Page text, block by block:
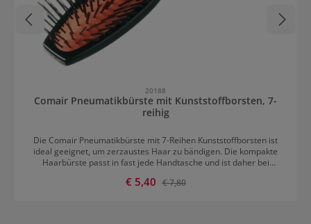
20188
Comair Pneumatikbürste mit Kunststoffborsten, 7-
reihig
Die Comair Pneumatikbürste mit 7-Reihen Kunststoffborsten ist
ideal geeignet, um zerzaustes Haar zu bändigen. Die kompakte
Haarbürste passt in fast jede Handtasche und ist daher bei
einem mit Luft gefüllten Kissen angebracht. Die traditionelle Bürste
Verkaufspreis:
€ 5,40 Regulärer Preis:
€ 7,80